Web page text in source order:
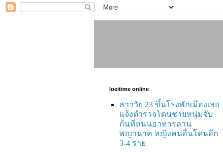
loeitime online
สาววัย 23 ขึ้นโรงพักเมืองเลย
แจ้งตำรวจโดนชายหนุ่มจับ
ก้นที่ถนนอาหารลาน
พญานาค หญิงคนอื่นโดนอีก
3-4 ราย